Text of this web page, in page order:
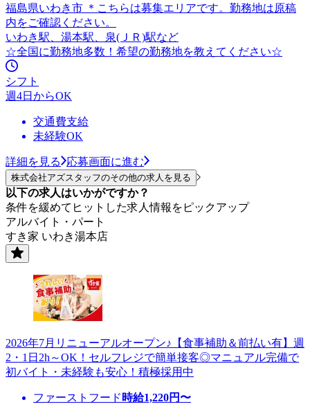
福島県いわき市 ＊こちらは募集エリアです。勤務地は原稿
内をご確認ください。
いわき駅、湯本駅、泉(ＪＲ)駅など
☆全国に勤務地多数！希望の勤務地を教えてください☆
シフト
週4日からOK
交通費支給
未経験OK
詳細を見る 応募画面に進む
株式会社アズスタッフのその他の求人を見る
以下の求人はいかがですか？
条件を緩めてヒットした求人情報をピックアップ
アルバイト・パート
すき家 いわき湯本店
2026年7月リニューアルオープン♪【食事補助＆前払い有】週
2・1日2h～OK！セルフレジで簡単接客◎マニュアル完備で
初バイト・未経験も安心！積極採用中
ファーストフード 時給1,220円〜